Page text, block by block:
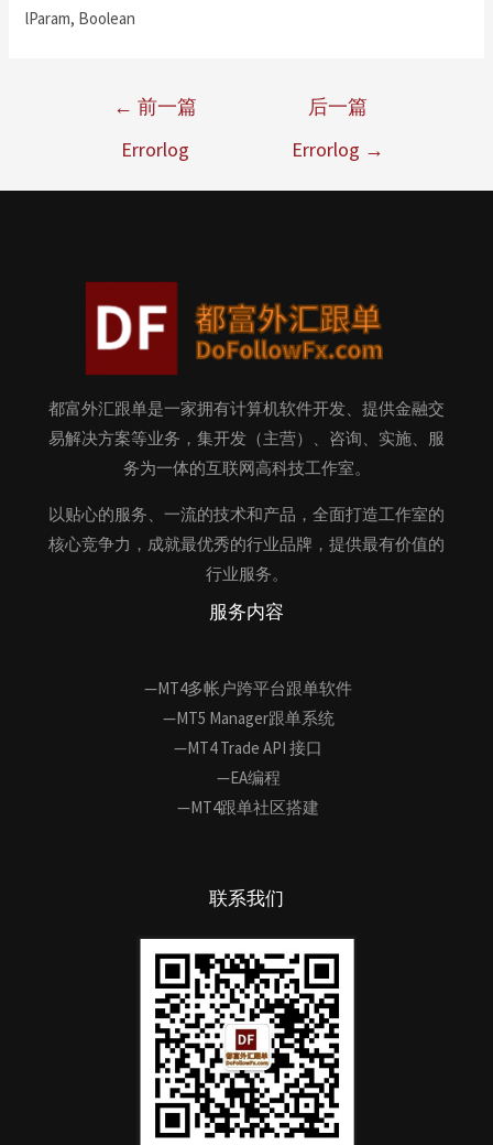
lParam, Boolean
← 前一篇
Errorlog
后一篇
Errorlog →
都富外汇跟单是一家拥有计算机软件开发、提供金融交
易解决方案等业务，集开发（主营）、咨询、实施、服
务为一体的互联网高科技工作室。
以贴心的服务、一流的技术和产品，全面打造工作室的
核心竞争力，成就最优秀的行业品牌，提供最有价值的
行业服务。
服务内容
—MT4多帐户跨平台跟单软件
—MT5 Manager跟单系统
—MT4 Trade API 接口
—EA编程
—MT4跟单社区搭建
联系我们